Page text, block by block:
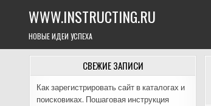
WWW.INSTRUCTING.RU
НОВЫЕ ИДЕИ УСПЕХА
СВЕЖИЕ ЗАПИСИ
Как зарегистрировать сайт в каталогах и
поисковиках. Пошаговая инструкция